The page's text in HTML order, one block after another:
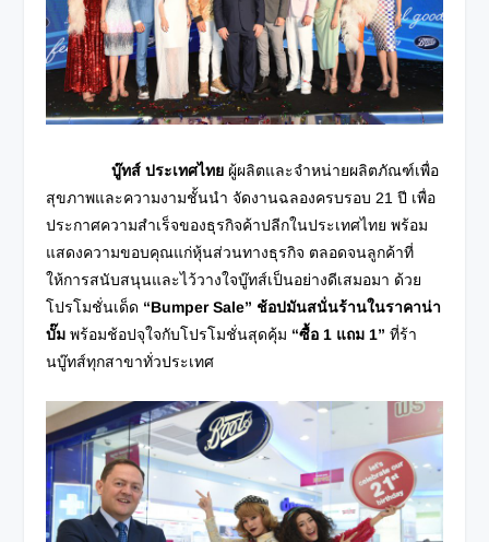
บู๊ทส์ ประเทศไทย ผู้ผลิตและจำหน่ายผลิตภัณฑ์เพื่อ
สุขภาพและความงามชั้นนำ จัดงานฉลองครบรอบ 21 ปี เพื่อ
ประกาศความสำเร็จของธุรกิจค้าปลีกในประเทศไทย พร้อม
แสดงความขอบคุณแก่หุ้นส่วนทางธุรกิจ ตลอดจนลูกค้าที่
ให้การสนับสนุนและไว้วางใจบู๊ทส์เป็นอย่างดีเสมอมา ด้วย
โปรโมชั่นเด็ด “Bumper Sale” ช้อปมันสนั่นร้านในราคาน่า
บั๊มพร้อมช้อปจุใจกับโปรโมชั่นสุดคุ้ม “ซื้อ1 แถม 1” ที่ร้า
นบู๊ทส์ทุกสาขาทั่วประเทศ